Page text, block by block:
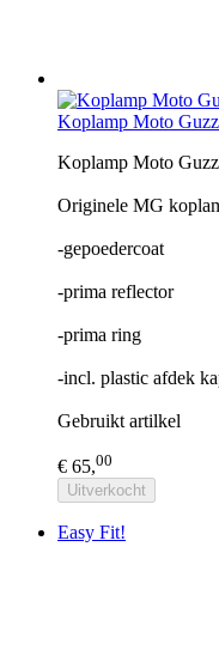
Koplamp Moto
Koplamp Moto
Originele MG
-gepoedercoat
-prima reflector
-prima ring
-incl. plastic afdek
Gebruikt artilkel
€ 65,00
Uitverkocht
Easy Fit!